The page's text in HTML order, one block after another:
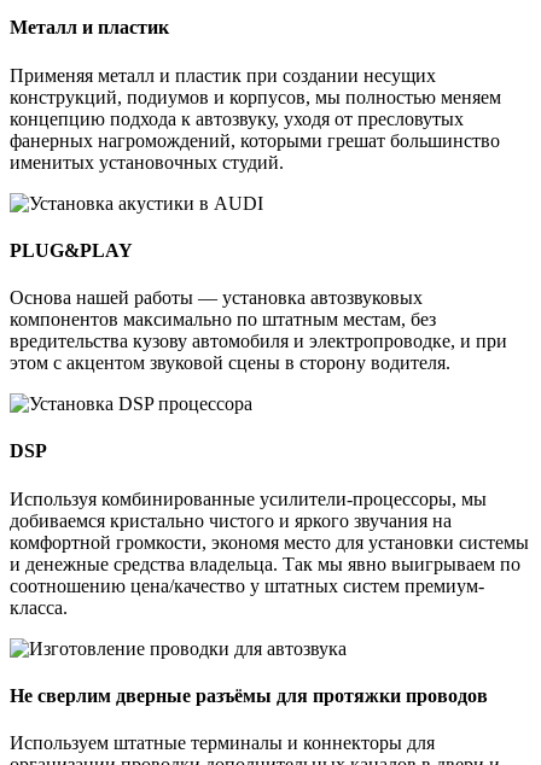
Металл и пластик
Применяя металл и пластик при создании несущих
конструкций, подиумов и корпусов, мы полностью меняем
концепцию подхода к автозвуку, уходя от пресловутых
фанерных нагромождений, которыми грешат большинство
именитых установочных студий.
PLUG&PLAY
Основа нашей работы — установка автозвуковых
компонентов максимально по штатным местам, без
вредительства кузову автомобиля и электропроводке, и при
этом с акцентом звуковой сцены в сторону водителя.
DSP
Используя комбинированные усилители-процессоры, мы
добиваемся кристально чистого и яркого звучания на
комфортной громкости, экономя место для установки системы
и денежные средства владельца. Так мы явно выигрываем по
соотношению цена/качество у штатных систем премиум-
класса.
Не сверлим дверные разъёмы для протяжки проводов
Используем штатные терминалы и коннекторы для